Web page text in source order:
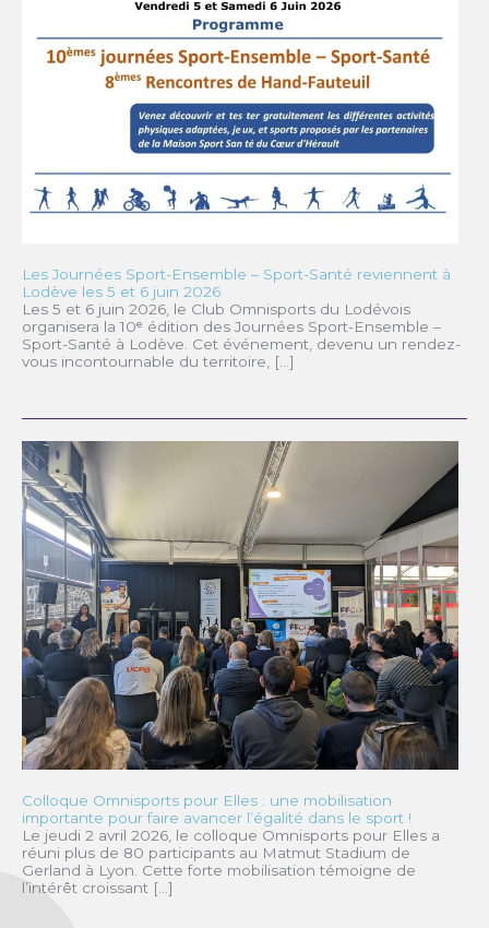
Les Journées Sport-Ensemble – Sport-Santé reviennent à
Lodève les 5 et 6 juin 2026
Les 5 et 6 juin 2026, le Club Omnisports du Lodévois
organisera la 10ᵉ édition des Journées Sport-Ensemble –
Sport-Santé à Lodève. Cet événement, devenu un rendez-
vous incontournable du territoire, […]
Colloque Omnisports pour Elles : une mobilisation
importante pour faire avancer l’égalité dans le sport !
Le jeudi 2 avril 2026, le colloque Omnisports pour Elles a
réuni plus de 80 participants au Matmut Stadium de
Gerland à Lyon. Cette forte mobilisation témoigne de
l’intérêt croissant […]